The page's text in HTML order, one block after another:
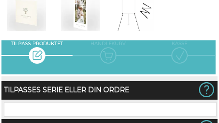
TILPASS PRODUKTET HANDLEKURV KASSE
TILPASSES SERIE ELLER DIN ORDRE